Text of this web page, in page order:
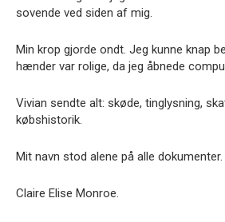
sovende ved siden af mig.
Min krop gjorde ondt. Jeg kunne knap
hænder var rolige, da jeg åbnede
Vivian sendte alt: skøde, tinglysning,
købshistorik.
Mit navn stod alene på alle dokumenter.
Claire Elise Monroe.